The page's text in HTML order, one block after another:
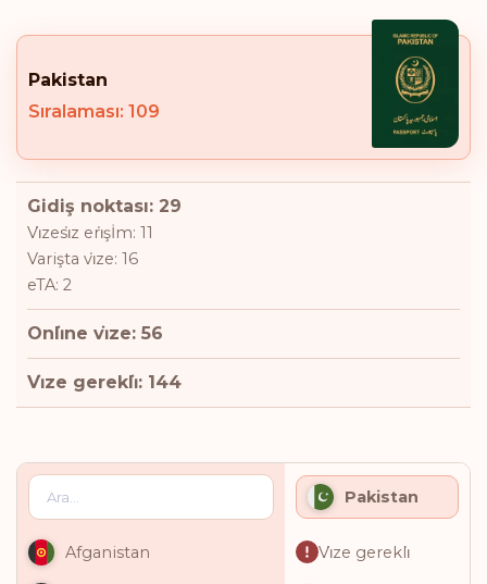
Pakistan
Sıralaması: 109
Gidiş noktası: 29
Vi̇zesi̇z eri̇şİm: 11
Varişta vi̇ze: 16
eTA: 2
Onli̇ne vi̇ze: 56
Vi̇ze gerekli̇: 144
Pakistan
Afganistan Vi̇ze gerekli̇